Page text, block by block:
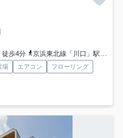
徒歩4分
京浜東北線「川口」駅 徒歩20分
場 エアコン
フローリング